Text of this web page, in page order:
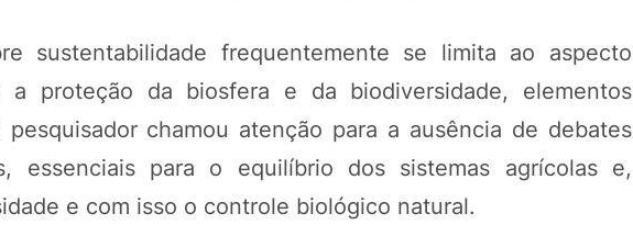
sustentabilidade frequentemente se limita ao aspecto
a proteção da biosfera e da biodiversidade, elementos
chamou atenção para a ausência de debates
essenciais para o equilíbrio dos sistemas agrícolas e,
e com isso o controle biológico natural.